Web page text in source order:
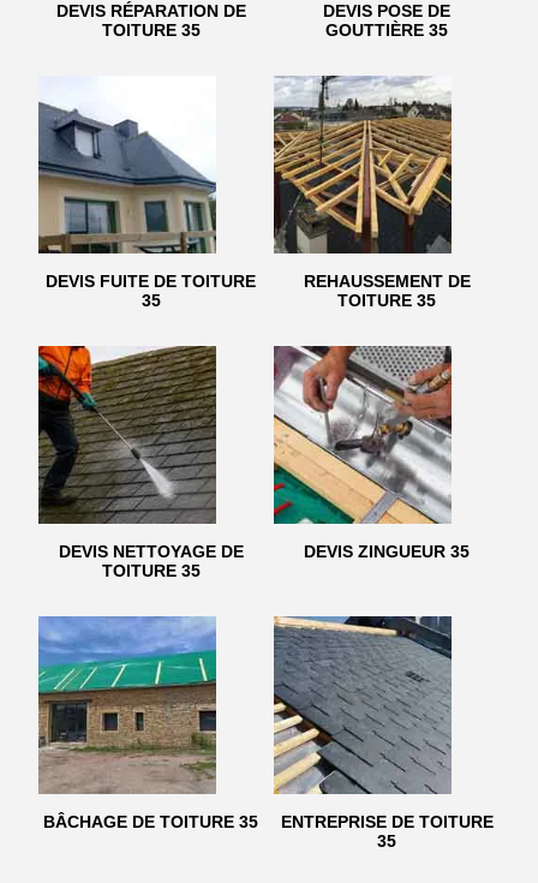
DEVIS RÉPARATION DE
TOITURE 35
DEVIS POSE DE
GOUTTIÈRE 35
DEVIS FUITE DE TOITURE
35
REHAUSSEMENT DE
TOITURE 35
DEVIS NETTOYAGE DE
TOITURE 35
DEVIS ZINGUEUR 35
BÂCHAGE DE TOITURE 35
ENTREPRISE DE TOITURE
35